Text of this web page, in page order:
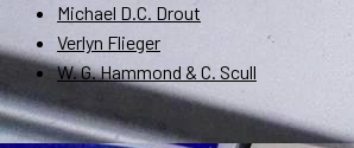
Michael D.C. Drout
Verlyn Flieger
W. G. Hammond & C. Scull